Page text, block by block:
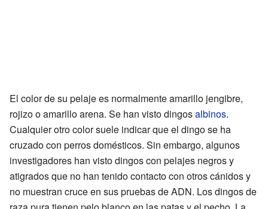
El color de su pelaje es normalmente amarillo jengibre,
rojizo o amarillo arena. Se han visto dingosalbinos.
Cualquier otro color suele indicar que el dingo se ha
cruzado con perros domésticos. Sin embargo, algunos
investigadores han visto dingos con pelajes negros y
atigrados que no han tenido contacto con otros cánidos y
no muestran cruce en sus pruebas de ADN. Los dingos de